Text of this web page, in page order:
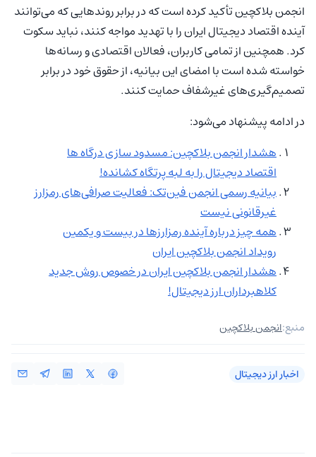
انجمن بلاکچین تأکید کرده است که در برابر روندهایی که می‌توانند
آینده اقتصاد دیجیتال ایران را با تهدید مواجه کنند، نباید سکوت
کرد. همچنین از تمامی کاربران، فعالان اقتصادی و رسانه‌ها
خواسته شده است با امضای این بیانیه، از حقوق خود در برابر
تصمیم‌گیری‌های غیرشفاف حمایت کنند.
در ادامه پیشنهاد می‌شود:
هشدار انجمن بلاکچین: مسدود سازی درگاه‌ ها
اقتصاد دیجیتال را به لبه پرتگاه کشانده!
بیانیه رسمی انجمن فین‌تک: فعالیت صرافی‌های رمزارز
غیرقانونی نیست
همه چیز درباره آینده رمزارزها در بیست و یکمین
رویداد انجمن بلاکچین ایران
هشدار انجمن بلاکچین ایران در خصوص روش جدید
کلاهبرداران ارز دیجیتال!
منبع:انجمن بلاکچین
اخبار ارز دیجیتال